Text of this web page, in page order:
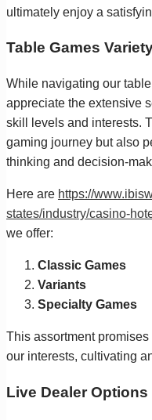
ultimately enjoy a
Table Games
While navigating our
appreciate the extensive
skill levels and interests.
gaming journey but also
thinking and decision-
Here are https://
states/industry/casino-
we offer:
Classic Games
Variants
Specialty Games
This assortment
our interests, cultivating
Live Dealer Options